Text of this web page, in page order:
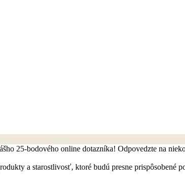
25-bodového online dotazníka! Odpovedzte na
a starostlivosť, ktoré budú presne prispôsobené